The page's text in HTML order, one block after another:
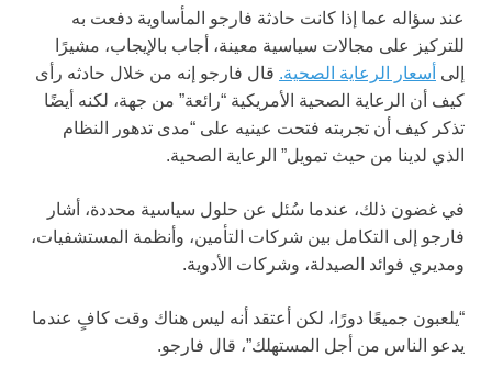
عند سؤاله عما إذا كانت حادثة فارجو المأساوية دفعت به
للتركيز على مجالات سياسية معينة، أجاب بالإيجاب، مشيرًا
إلى أسعار الرعاية الصحية. قال فارجو إنه من خلال حادثه رأى
كيف أن الرعاية الصحية الأمريكية “رائعة” من جهة، لكنه أيضًا
تذكر كيف أن تجربته فتحت عينيه على “مدى تدهور النظام
الذي لدينا من حيث تمويل” الرعاية الصحية.
في غضون ذلك، عندما سُئل عن حلول سياسية محددة، أشار
فارجو إلى التكامل بين شركات التأمين، وأنظمة المستشفيات،
ومديري فوائد الصيدلة، وشركات الأدوية.
“يلعبون جميعًا دورًا، لكن أعتقد أنه ليس هناك وقت كافٍ عندما
يدعو الناس من أجل المستهلك”، قال فارجو.